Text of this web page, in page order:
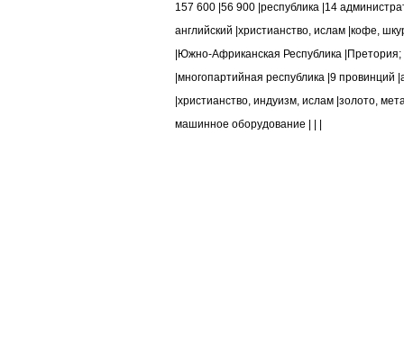
157 600 |56 900 |республика |14
английский |христианство, ислам |кофе,
|Южно-Африканская Республика
|многопартийная республика |9 провинций
|христианство, индуизм, ислам |золото,
машинное оборудование | | |